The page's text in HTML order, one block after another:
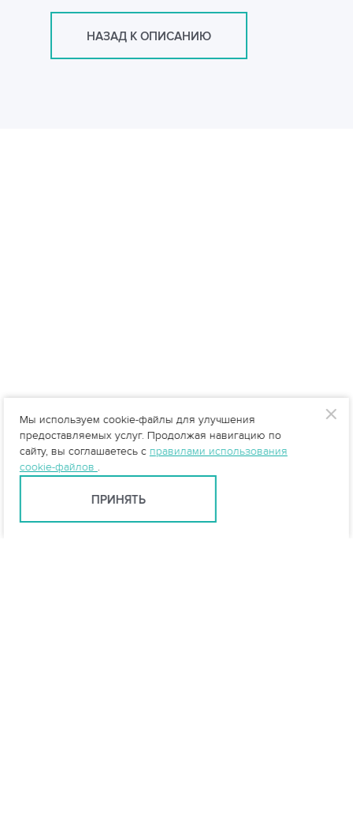
НАЗАД К ОПИСАНИЮ
Мы используем cookie-файлы для улучшения
предоставляемых услуг. Продолжая навигацию по
сайту, вы соглашаетесь с правилами использования
cookie-файлов .
ПРИНЯТЬ